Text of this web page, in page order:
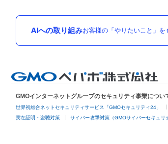
AIへの取り組みお客様の「やりたいこと」を
GMOインターネットグループのセキュリティ事業につい
世界初総合ネットセキュリティサービス「GMOセキュリティ24」
実在証明・盗聴対策 サイバー攻撃対策（GMOサイバーセキュリ